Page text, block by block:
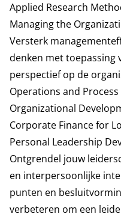
Applied Research
Managing the
Versterk
denken met toepassing
perspectief op de
Operations and
Organizational
Corporate Finance for
Personal Leadership
Ontgrendel jouw
en interpersoonlijke
punten en
verbeteren om een